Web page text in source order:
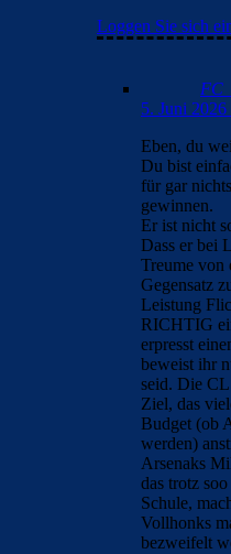
Loggen Sie sich
5. Juni
Eben, du
Du bist
für gar
gewinnen.
Er ist nicht
Dass er bei
Treume von
Gegensatz
Leistung
RICHTIG
erpresst
beweist ihr
seid. Die
Ziel, das
Budget (ob
werden)
Arsenaks
das trotz
Schule,
Vollhonks
bezweifelt